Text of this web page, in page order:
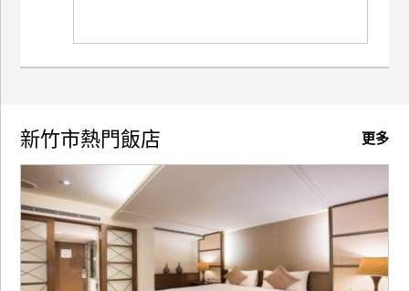
更多
新竹市熱門飯店